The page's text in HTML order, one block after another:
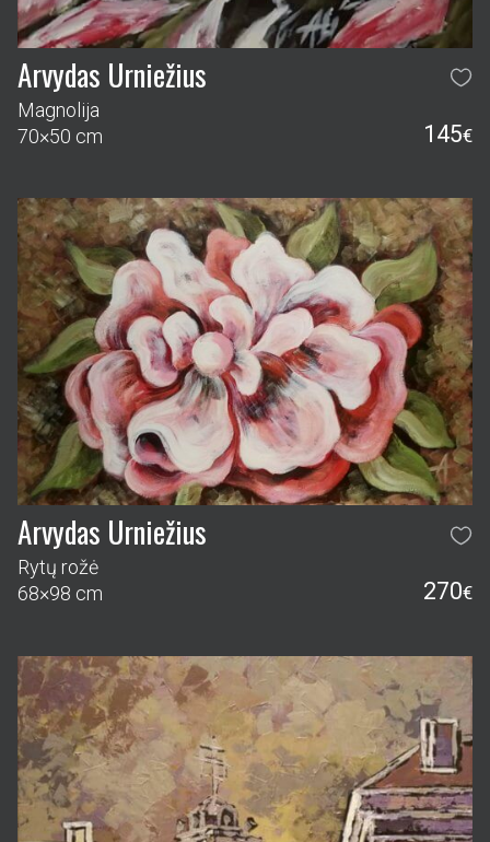
Arvydas Urniežius
Magnolija
70×50 cm
145€
Arvydas Urniežius
Rytų rožė
68×98 cm
270€